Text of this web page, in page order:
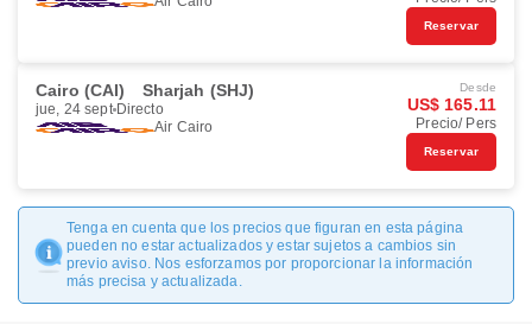
Reservar
Cairo (CAI) Sharjah (SHJ)
jue, 24 sept Directo
Air Cairo
Desde
US$ 165.11
Precio/ Pers
Reservar
Tenga en cuenta que los precios que figuran en esta página
pueden no estar actualizados y estar sujetos a cambios sin
previo aviso. Nos esforzamos por proporcionar la información
más precisa y actualizada.